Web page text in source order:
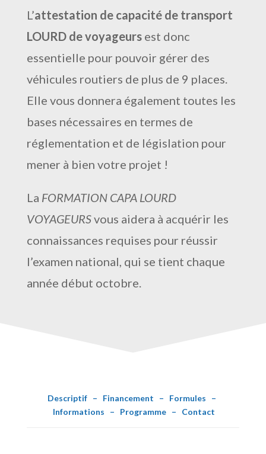
L’attestation de capacité de transport
LOURD de voyageursest donc
essentielle pour pouvoir gérer des
véhicules routiers de plus de 9 places.
Elle vous donnera également toutes les
bases nécessaires en termes de
réglementation et de législation pour
mener à bien votre projet !
La FORMATION CAPA LOURD
VOYAGEURSvous aidera à acquérir les
connaissances requises pour réussir
l’examen national, qui se tient chaque
année début octobre.
Descriptif – Financement – Formules –
Informations – Programme– Contact